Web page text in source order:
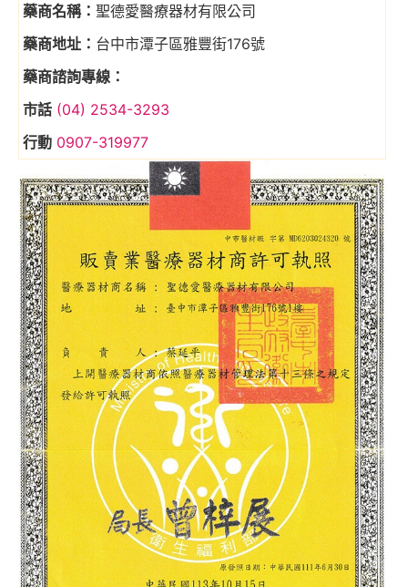
藥商名稱： 聖德愛醫療器材有限公司
藥商地址： 台中市潭子區雅豐街176號
藥商諮詢專線：
市話 (04) 2534-3293
行動 0907-319977